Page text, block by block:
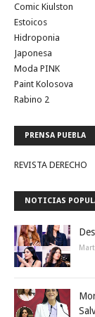
Comic Kiulston
Estoicos
Hidroponia
Japonesa
Moda PINK
Paint Kolosova
Rabino 2
PRENSA PUEBLA
REVISTA DERECHO
NOTICIAS